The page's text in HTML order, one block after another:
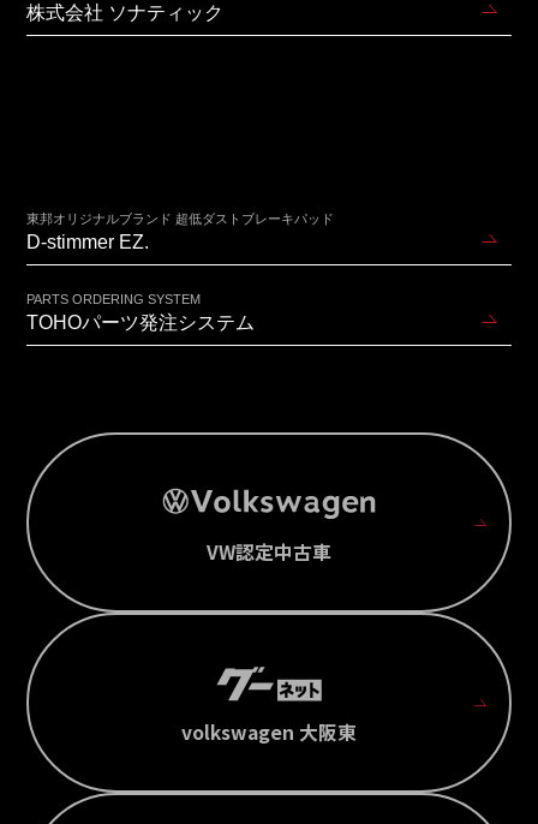
株式会社 ソナティック
東邦オリジナルブランド 超低ダストブレーキパッド
D-stimmer EZ.
PARTS ORDERING SYSTEM
TOHOパーツ発注システム
VW認定中古車
volkswagen 大阪東